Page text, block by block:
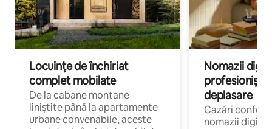
Locuințe de închiriat
complet mobilate
De la cabane montane
liniștite până la apartamente
urbane convenabile, aceste
Nomazii
profesioniștii
deplasare
Cazări
nomazii